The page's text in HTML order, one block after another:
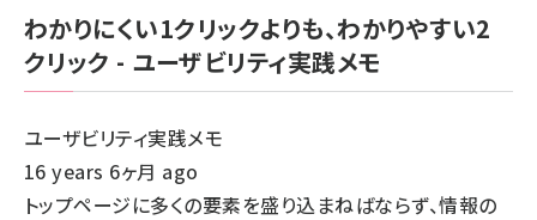
わかりにくい1クリックよりも、わかりやすい2
クリック - ユーザビリティ実践メモ
ユーザビリティ実践メモ
16 years 6ヶ月 ago
トップページに多くの要素を盛り込まねばならず、情報の